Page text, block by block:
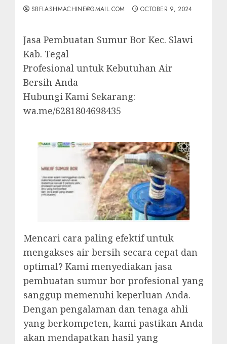
SBFLASHMACHINE@GMAIL.COM OCTOBER 9, 2024
Jasa Pembuatan Sumur Bor Kec. Slawi
Kab. Tegal
Profesional untuk Kebutuhan Air
Bersih Anda
Hubungi Kami Sekarang:
wa.me/6281804698435
Mencari cara paling efektif untuk
mengakses air bersih secara cepat dan
optimal? Kami menyediakan jasa
pembuatan sumur bor profesional yang
sanggup memenuhi keperluan Anda.
Dengan pengalaman dan tenaga ahli
yang berkompeten, kami pastikan Anda
akan mendapatkan hasil yang